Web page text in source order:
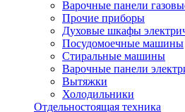
Варочные панели
Прочие приборы
Духовые шкафы
Посудомоечные машины
Стиральные машины
Варочные панели
Вытяжки
Холодильники
Отдельностоящая техника